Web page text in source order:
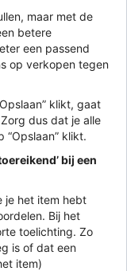
maar met de
betere
een passend
op verkopen tegen
klikt, gaat
dus dat je alle
“Opslaan” klikt.
bij een
je het item hebt
Bij het
toelichting. Zo
is of dat een
item)